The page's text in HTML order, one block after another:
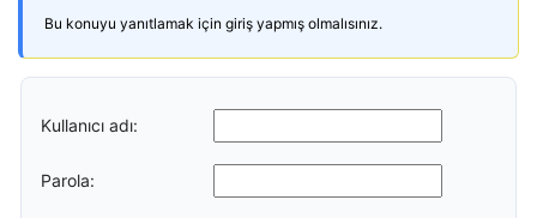
Bu konuyu yanıtlamak için giriş yapmış olmalısınız.
Kullanıcı adı:
Parola: